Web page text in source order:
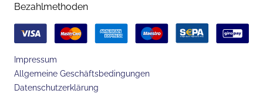
Bezahlmethoden
Impressum
Allgemeine Geschäftsbedingungen
Datenschutzerklärung